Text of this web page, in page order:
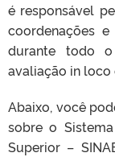
é responsável
coordenações
durante todo
avaliação in loco
Abaixo, você
sobre o
Superior –